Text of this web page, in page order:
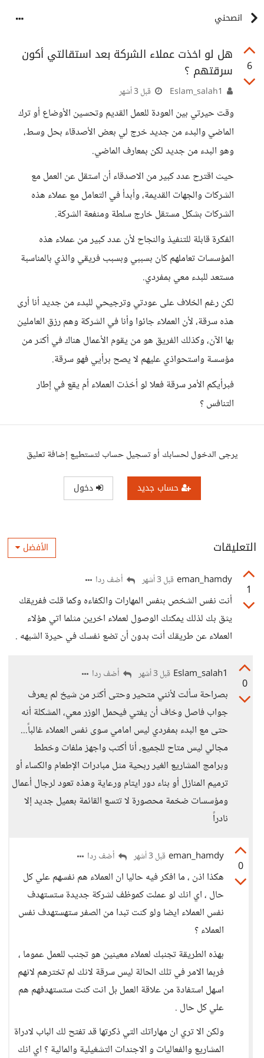
انصحني
6
هل لو اخذت عملاء الشركة بعد استقالتي أكون
سرقتهم ؟
قبل 3 أشهر
وقت حيرتي بين العودة للعمل القديم وتحسين الأوضاع أو ترك
الماضي والبدء من جديد خرج لي بعض الأصدقاء بحل وسط،
وهو البدء من جديد لكن بمعارف الماضي.
حيث اقترح عدد كبير من الاصدقاء أن استقل عن العمل مع
الشركات والجهات القديمة، وأبدأ في التعامل مع عملاء هذه
الشركات بشكل مستقل خارج سلطة ومنفعة الشركة.
الفكرة قابلة للتنفيذ والنجاح لأن عدد كبير من عملاء هذه
المؤسسات تعاملهم كان بسببي وبسبب فريقي والذي بالمناسبة
مستعد للبدء معي بمفردي.
لكن رغم الخلاف على عودتي وترجيحي للبدء من جديد أنا أرى
هذه سرقة، لأن العملاء جائوا وأنا في الشركة وهم رزق العاملين
بها الآن، وكذلك الفريق هو من يقوم الأعمال هناك في أكثر من
مؤسسة واستحواذي عليهم لا يصح برأيي فهو سرقة.
فبرأيكم الأمر سرقة فعلا لو أخذت العملاء أم يقع في إطار
التنافس ؟
يرجى الدخول لحسابك أو تسجيل حساب لتستطيع إضافة تعليق
حساب جديد دخول
التعليقات الأفضل
1
eman_hamdy قبل 3 أشهر أضف ردا
أنت نفس الشخص بنفس المهارات والكفاءه وكما قلت ففريقك
يثق بك لذلك يمكنك الوصول لعملاء اخرين مثلما اتي هؤلاء
العملاء عن طريقك أنت بدون أن تضع نفسك في حيرة الشبهه .
0
Eslam_salah1 قبل 3 أشهر أضف ردا
بصراحة سألت لأنني متحير وحتى أكثر من شيخ لم يعرف
جواب فاصل وخاف أن يفتي فيحمل الوزر معي، المشكلة أنه
حتى مع البدء بمفردي ليس امامي سوى نفس العملاء غالباً...
مجالي ليس متاح للجميع، أنا أكتب واجهز ملفات وخطط
وبرامج المشاريع الغير ربحية مثل مبادرات الإطعام والكساء أو
ترميم المنازل أو بناء دور ايتام ورعاية وهذه تعود لرجال أعمال
ومؤسسات ضخمة محصورة لا تتسع القائمة بعميل جديد إلا
نادراً
0
eman_hamdy قبل 3 أشهر أضف ردا
هكذا اذن ، ما افكر فيه حاليا ان العملاء هم نفسهم علي كل
حال ، اي انك لو عملت كموظف لشركة جديدة ستستهدف
نفس العملاء ايضا ولو كنت تبدا من الصفر ستهستهدف نفس
العملاء ؟
بهذه الطريقة تجنبك لعملاء معينين هو تجنب للعمل عموما ،
فربما الامر في تلك الحالة ليس سرقة لانك لم تخترهم لانهم
اسهل استفادة من علاقة العمل بل انت كنت ستستهدفهم هم
علي كل حال .
ولكن الا تري ان مهاراتك التي ذكرتها قد تفتح لك الباب لادراة
المشاريع والفعاليات و الاجندات التشغيلية والمالية ؟ اي انك